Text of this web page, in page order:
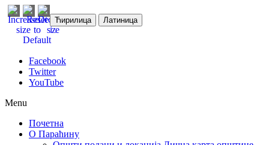
Ћирилица Латиница
Facebook
Twitter
YouTube
Menu
Почетна
О Параћину